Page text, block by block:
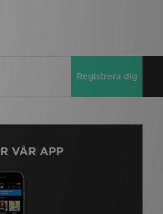
Registrera dig
VÅR APP